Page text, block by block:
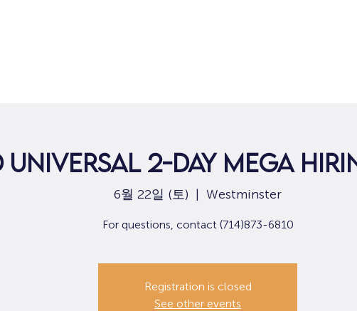
2-Day Mega
6월 22일 (토)
  |
Westminster
For questions, contact (714)873-6810
Registration is closed
See other events